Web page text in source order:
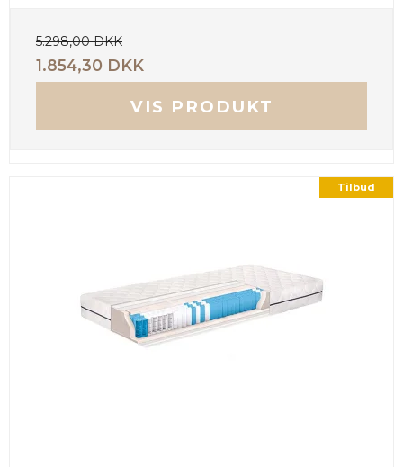
5.298,00 DKK
1.854,30 DKK
VIS PRODUKT
Tilbud